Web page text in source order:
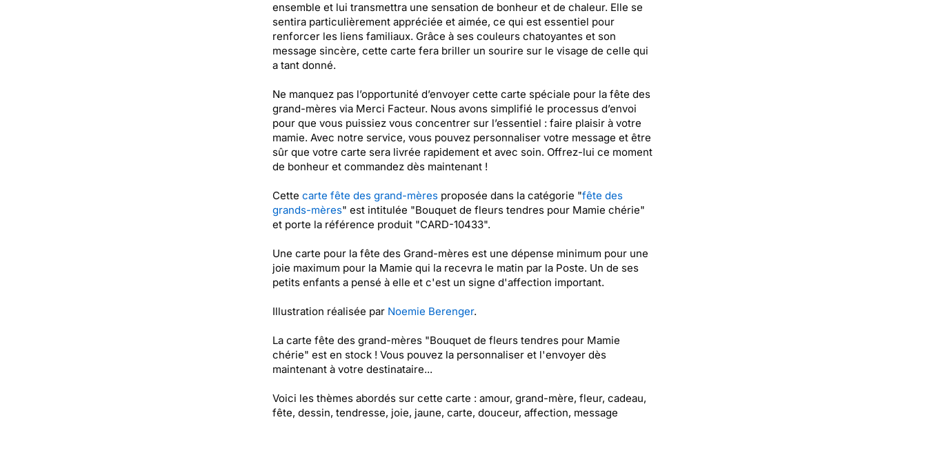
ensemble et lui transmettra une sensation de bonheur et de chaleur. Elle se
sentira particulièrement appréciée et aimée, ce qui est essentiel pour
renforcer les liens familiaux. Grâce à ses couleurs chatoyantes et son
message sincère, cette carte fera briller un sourire sur le visage de celle qui
a tant donné.
Ne manquez pas l’opportunité d’envoyer cette carte spéciale pour la fête des
grand-mères via Merci Facteur. Nous avons simplifié le processus d’envoi
pour que vous puissiez vous concentrer sur l’essentiel : faire plaisir à votre
mamie. Avec notre service, vous pouvez personnaliser votre message et être
sûr que votre carte sera livrée rapidement et avec soin. Offrez-lui ce moment
de bonheur et commandez dès maintenant !
Cette carte fête des grand-mèresproposée dans la catégorie "fête des
grands-mères" est intitulée "Bouquet de fleurs tendres pour Mamie chérie"
et porte la référence produit "CARD-10433".
Une carte pour la fête des Grand-mères est une dépense minimum pour une
joie maximum pour la Mamie qui la recevra le matin par la Poste. Un de ses
petits enfants a pensé à elle et c'est un signe d'affection important.
Illustration réalisée par Noemie Berenger.
La carte fête des grand-mères "Bouquet de fleurs tendres pour Mamie
chérie" est en stock ! Vous pouvez la personnaliser et l'envoyer dès
maintenant à votre destinataire...
Voici les thèmes abordés sur cette carte : amour, grand-mère, fleur, cadeau,
fête, dessin, tendresse, joie, jaune, carte, douceur, affection, message